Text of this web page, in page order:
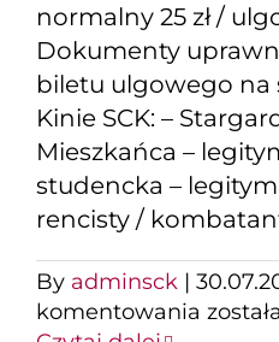
normalny 25 zł /
Dokumenty
biletu ulgowego na
Kinie SCK: –
Mieszkańca –
studencka –
rencisty /
By adminsck |
komentowania